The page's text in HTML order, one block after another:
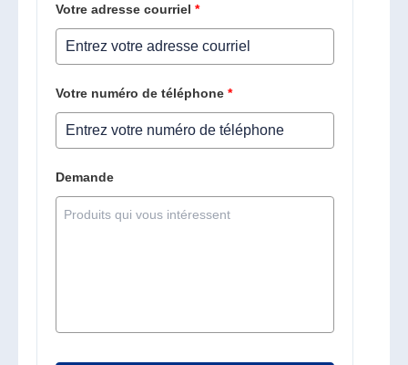
Votre adresse courriel *
Votre numéro de téléphone *
Demande